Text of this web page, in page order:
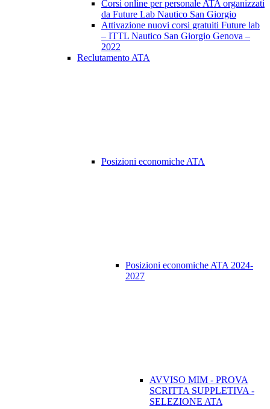
Corsi online per personale ATA organizzati
da Future Lab Nautico San Giorgio
Attivazione nuovi corsi gratuiti Future lab
– ITTL Nautico San Giorgio Genova –
2022
Reclutamento ATA
Posizioni economiche ATA
Posizioni economiche ATA 2024-
2027
AVVISO MIM - PROVA
SCRITTA SUPPLETIVA -
SELEZIONE ATA